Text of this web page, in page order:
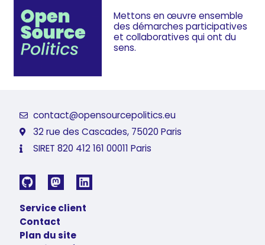
Mettons en œuvre ensemble
des démarches participatives
et collaboratives qui ont du
sens.
contact@opensourcepolitics.eu
32 rue des Cascades, 75020 Paris
SIRET 820 412 161 00011 Paris
Service client
Contact
Plan du site